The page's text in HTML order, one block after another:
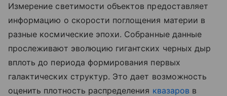
Измерение светимости объектов предоставляет
информацию о скорости поглощения материи в
разные космические эпохи. Собранные данные
прослеживают эволюцию гигантских черных дыр
вплоть до периода формирования первых
галактических структур. Это дает возможность
оценить плотность распределения квазаров в